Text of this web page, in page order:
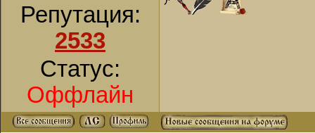
Репутация:
2533
Статус:
Оффлайн